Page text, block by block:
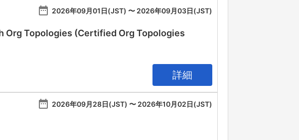
date_range 2026年09月01日(JST) 〜 2026年09月03日(JST)
Org Topologies (Certified Org Topologies
詳細
date_range 2026年09月28日(JST) 〜 2026年10月02日(JST)